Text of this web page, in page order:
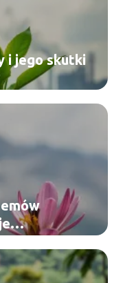
i jego skutki